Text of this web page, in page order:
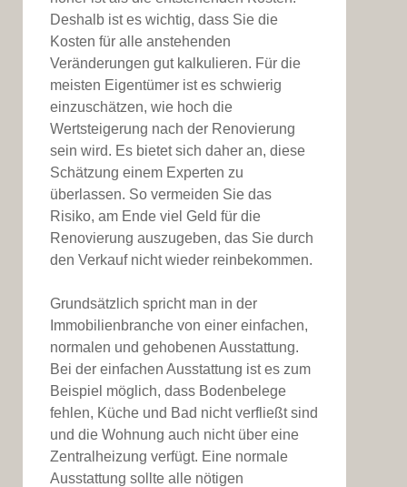
Deshalb ist es wichtig, dass Sie die
Kosten für alle anstehenden
Veränderungen gut kalkulieren. Für die
meisten Eigentümer ist es schwierig
einzuschätzen, wie hoch die
Wertsteigerung nach der Renovierung
sein wird. Es bietet sich daher an, diese
Schätzung einem Experten zu
überlassen. So vermeiden Sie das
Risiko, am Ende viel Geld für die
Renovierung auszugeben, das Sie durch
den Verkauf nicht wieder reinbekommen.
Grundsätzlich spricht man in der
Immobilienbranche von einer einfachen,
normalen und gehobenen Ausstattung.
Bei der einfachen Ausstattung ist es zum
Beispiel möglich, dass Bodenbelege
fehlen, Küche und Bad nicht verfließt sind
und die Wohnung auch nicht über eine
Zentralheizung verfügt. Eine normale
Ausstattung sollte alle nötigen